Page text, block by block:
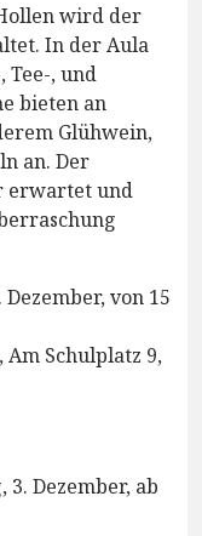
wird der
In der Aula
Tee-, und
bieten an
Glühwein,
an. Der
erwartet und
Dezember, von 15
Schulplatz 9,
3. Dezember, ab